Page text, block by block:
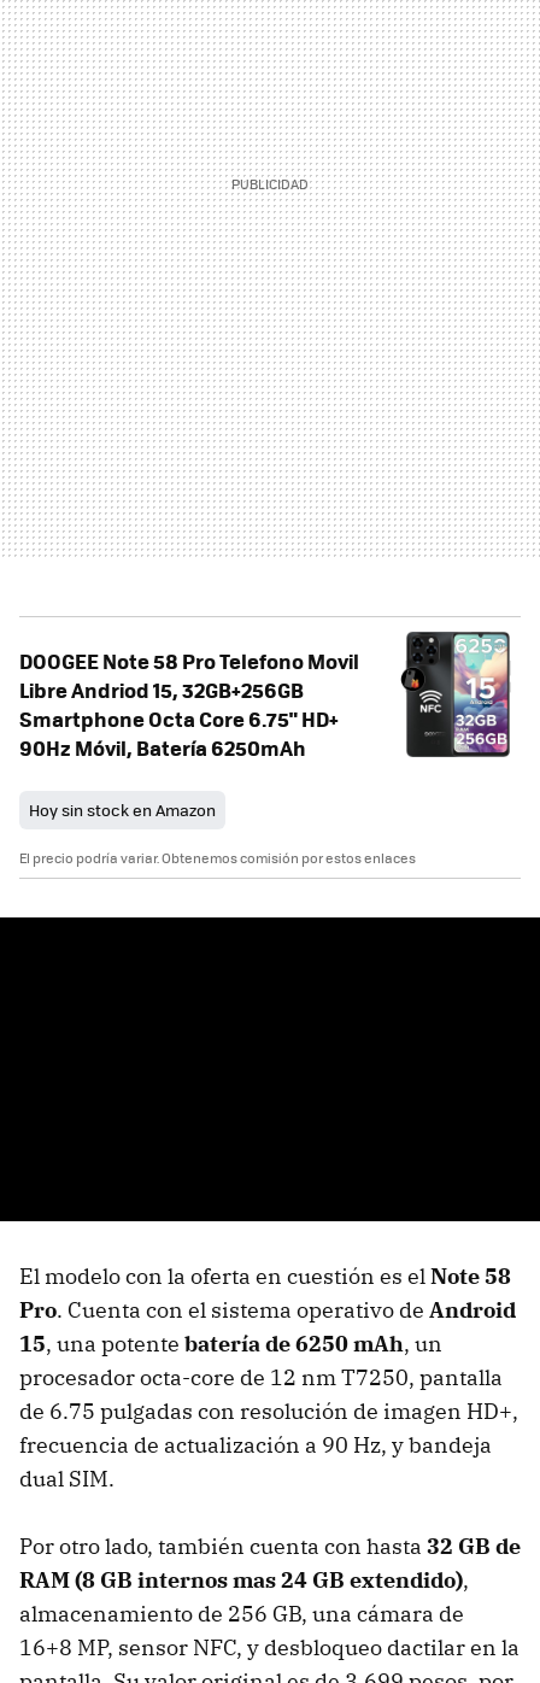
DOOGEE Note 58 Pro Telefono Movil
Libre Andriod 15, 32GB+256GB
Smartphone Octa Core 6.75" HD+
90Hz Móvil, Batería 6250mAh
Hoy sin stock en Amazon
El precio podría variar. Obtenemos comisión por estos enlaces
El modelo con la oferta en cuestión es elNote 58
Pro. Cuenta con el sistema operativo de Android
15, una potente batería de 6250 mAh, un
procesador octa-core de 12 nm T7250, pantalla
de 6.75 pulgadas con resolución de imagen HD+,
frecuencia de actualización a 90 Hz, y bandeja
dual SIM.
Por otro lado, también cuenta con hasta 32 GB de
RAM (8 GB internos mas 24 GB extendido),
almacenamiento de 256 GB, una cámara de
16+8 MP, sensor NFC, y desbloqueo dactilar en la